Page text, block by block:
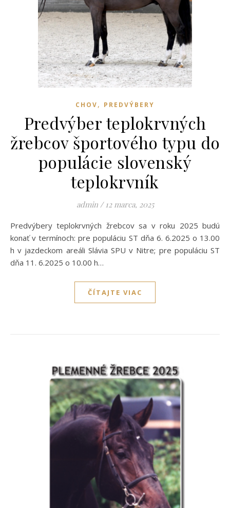
CHOV, PREDVÝBERY
Predvýber teplokrvných
žrebcov športového typu do
populácie slovenský
teplokrvník
admin / 12 marca, 2025
Predvýbery teplokrvných žrebcov sa v roku 2025 budú
konať v termínoch: pre populáciu ST dňa 6. 6.2025 o 13.00
h v jazdeckom areáli Slávia SPU v Nitre; pre populáciu ST
dňa 11. 6.2025 o 10.00 h…
ČÍTAJTE VIAC